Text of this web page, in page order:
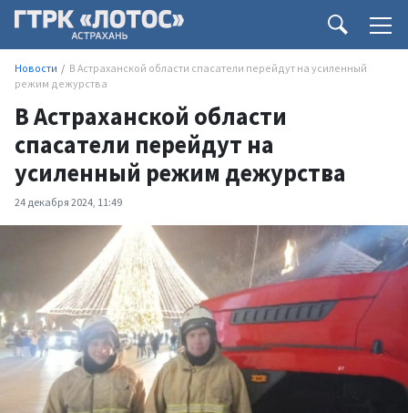
Новости
В Астраханской области спасатели перейдут на усиленный
режим дежурства
В Астраханской области
спасатели перейдут на
усиленный режим дежурства
24 декабря 2024, 11:49